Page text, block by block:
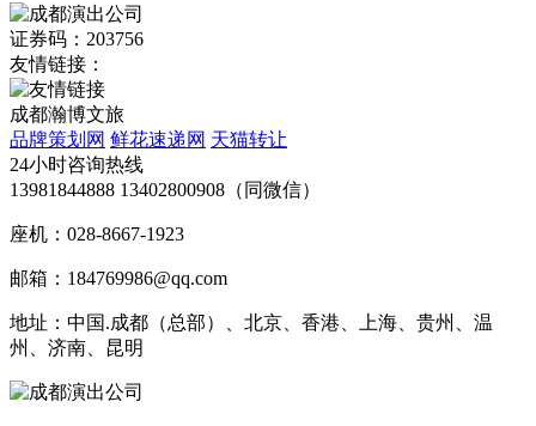
证券码：203756
友情链接：
成都瀚博文旅
品牌策划网 鲜花速递网 天猫转让
24小时咨询热线
13981844888 13402800908（同微信）
座机：028-8667-1923
邮箱：184769986@qq.com
地址：中国.成都（总部）、北京、香港、上海、贵州、温
州、济南、昆明